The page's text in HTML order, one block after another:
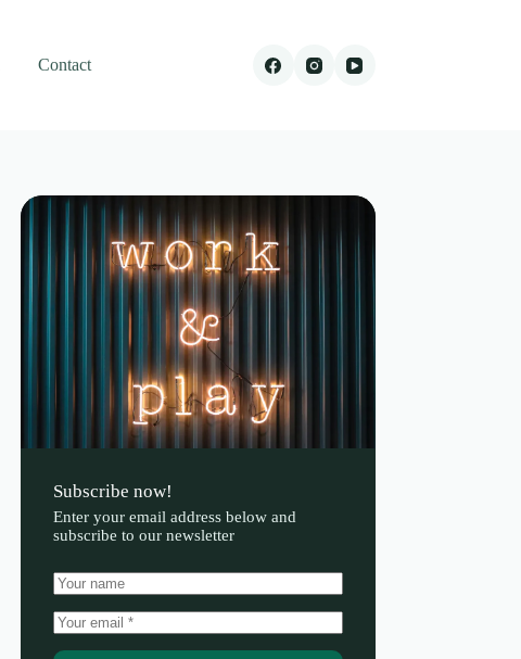
Contact
Subscribe now!
Enter your email address below and
subscribe to our newsletter